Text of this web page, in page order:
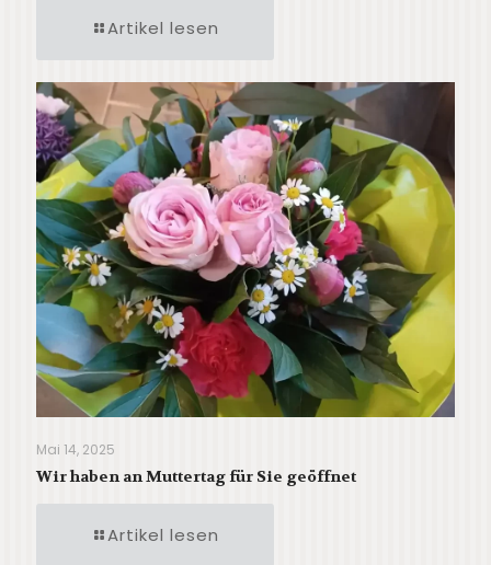
Artikel lesen
Mai 14, 2025
Wir haben an Muttertag für Sie geöffnet
Artikel lesen